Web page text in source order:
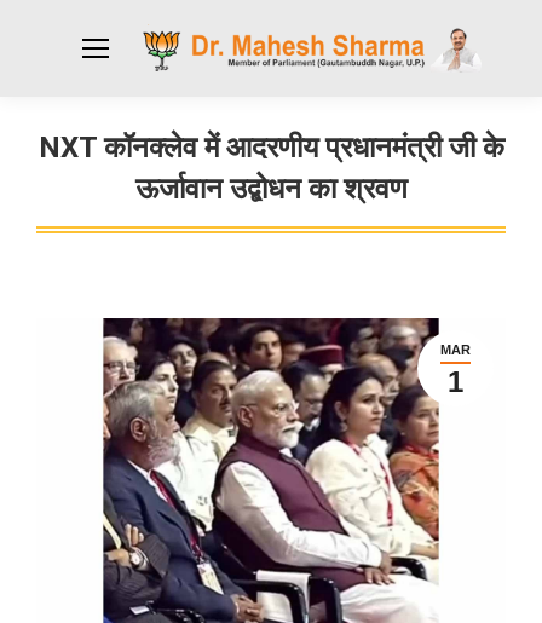
NXT कॉनक्लेव में आदरणीय प्रधानमंत्री जी के
ऊर्जावान उद्बोधन का श्रवण
You are here:
MAR
1